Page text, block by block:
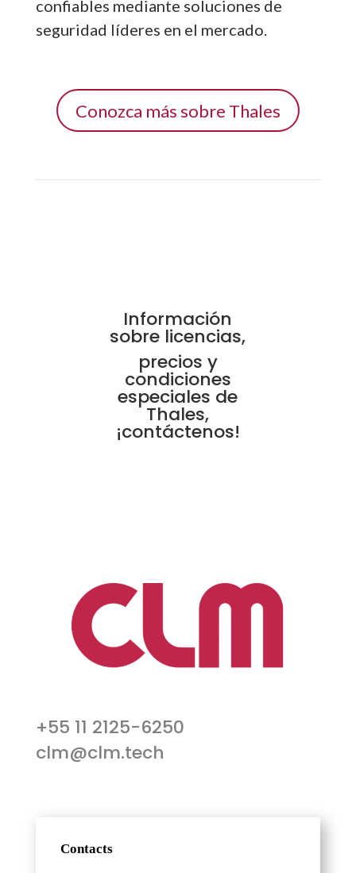
confiables mediante soluciones de
seguridad líderes en el mercado.
Conozca más sobre Thales
Información
sobre licencias,
precios y
condiciones
especiales de
Thales,
¡contáctenos!
+55 11 2125-6250
clm@clm.tech
Contacts